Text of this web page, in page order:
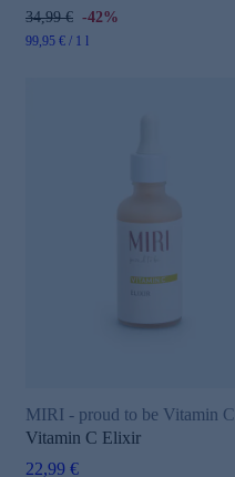
34,99 € -42%
99,95 € / 1 l
MIRI - proud to be Vitamin C
Vitamin C Elixir
22,99 €